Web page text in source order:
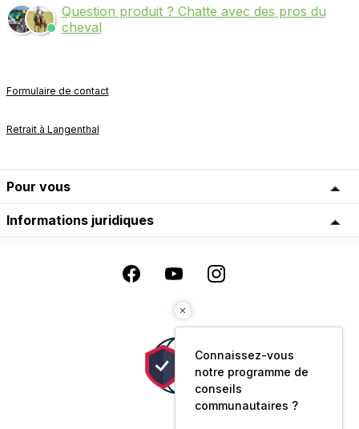
Question produit ? Chatte avec des pros du
cheval
Formulaire de contact
Retrait à Langenthal
Pour vous
Informations juridiques
Connaissez-vous
notre programme de
conseils
communautaires ?